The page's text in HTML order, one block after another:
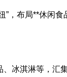
”，布局**休闲
冰淇淋等，汇